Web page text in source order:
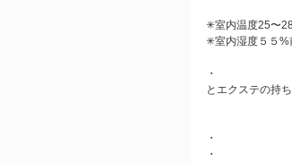
✳︎室内温度25〜
✳︎室内湿度５５%
・
とエクステの持
・
・